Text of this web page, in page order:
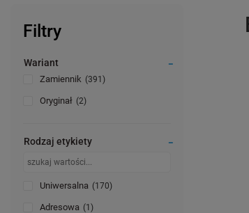
Filtry
Wariant
Zamiennik 391
Oryginał 2
Rodzaj etykiety
Uniwersalna 170
Adresowa 1